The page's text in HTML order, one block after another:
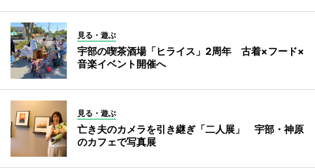
見る・遊ぶ
宇部の喫茶酒場「ヒライス」2周年 古着×フード×
音楽イベント開催へ
見る・遊ぶ
亡き夫のカメラを引き継ぎ「二人展」 宇部・神原
のカフェで写真展